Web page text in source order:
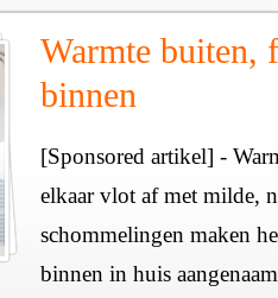
Warmte buiten,
binnen
[Sponsored artikel] -
elkaar vlot af met milde,
schommelingen maken
binnen in huis